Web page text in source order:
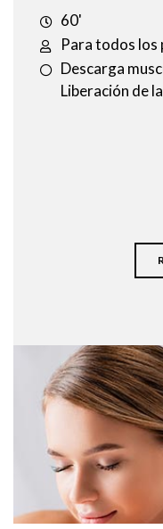
60'
Para todos los
Descarga
Liberación de